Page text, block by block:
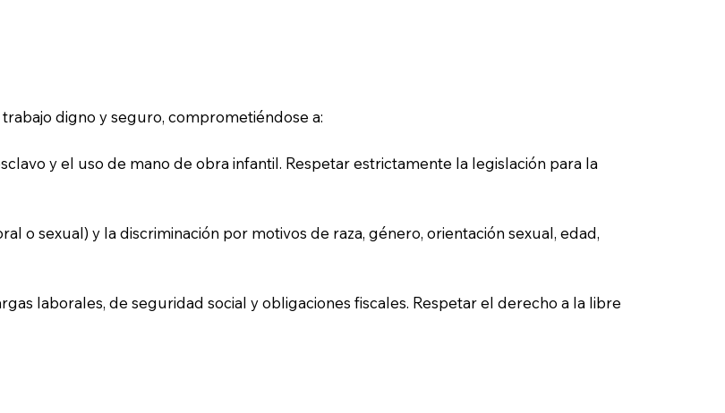
digno y seguro, comprometiéndose a:
y el uso de mano de obra infantil. Respetar estrictamente la legislación para la
o sexual) y la discriminación por motivos de raza, género, orientación sexual, edad,
laborales, de seguridad social y obligaciones fiscales. Respetar el derecho a la libre